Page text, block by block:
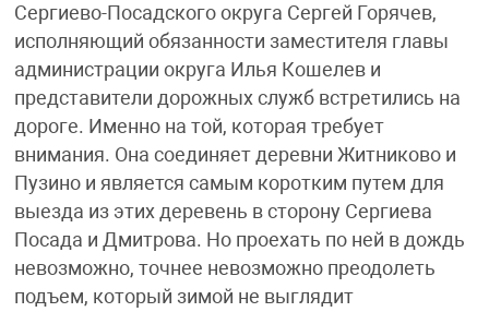
Сергиево-Посадского округа Сергей Горячев,
исполняющий обязанности заместителя главы
администрации округа Илья Кошелев и
представители дорожных служб встретились на
дороге. Именно на той, которая требует
внимания. Она соединяет деревни Житниково и
Пузино и является самым коротким путем для
выезда из этих деревень в сторону Сергиева
Посада и Дмитрова. Но проехать по ней в дождь
невозможно, точнее невозможно преодолеть
подъем, который зимой не выглядит